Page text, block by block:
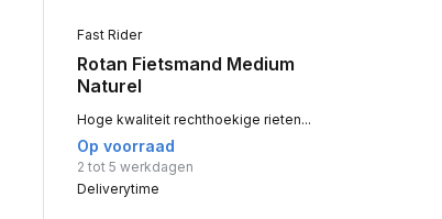
Fast Rider
Rotan Fietsmand Medium
Naturel
Hoge kwaliteit rechthoekige rieten...
Op voorraad
2 tot 5 werkdagen
Deliverytime